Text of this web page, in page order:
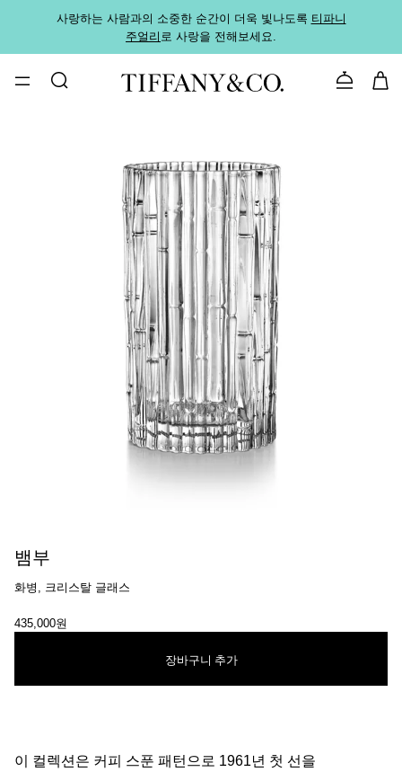
사랑하는 사람과의 소중한 순간이 더욱 빛나도록 티파니
주얼리로 사랑을 전해보세요.
문의하기
뱀부
화병, 크리스탈 글래스
435,000원
장바구니 추가
이 컬렉션은 커피 스푼 패턴으로 1961년 첫 선을